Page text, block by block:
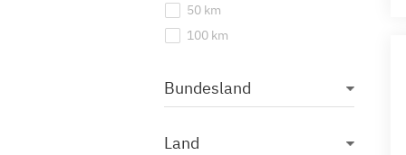
50 km
100 km
Bundesland
Land